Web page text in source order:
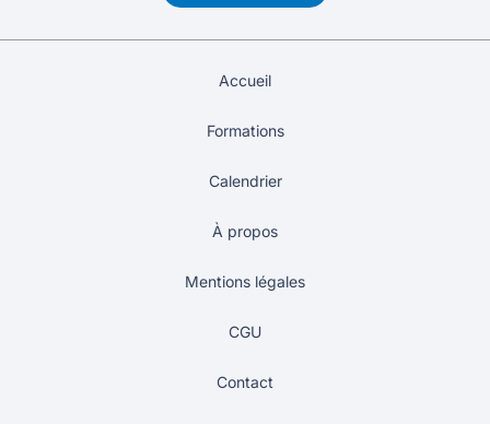
Accueil
Formations
Calendrier
À propos
Mentions légales
CGU
Contact